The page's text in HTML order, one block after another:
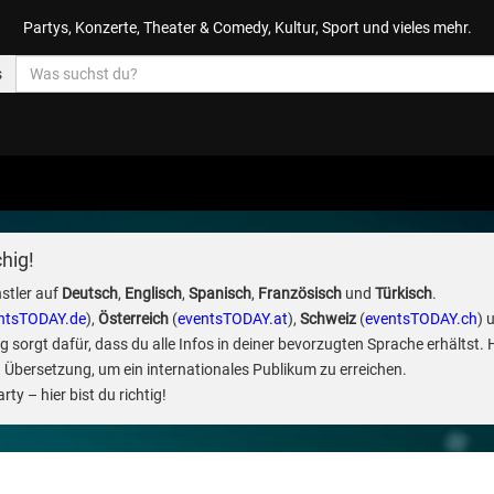
Partys, Konzerte, Theater & Comedy, Kultur, Sport und vieles mehr.
auf Deutsch, Englisch, Spanisch, Französischund Türkisch.
), Österreich(eventsTODAY.at), Schweiz(eventsTODAY.ch)
sorgt dafür, dass du alle Infos in deiner bevorzugten Sprache erhältst.
um ein internationales Publikum zu erreichen.
– hier bist du richtig!